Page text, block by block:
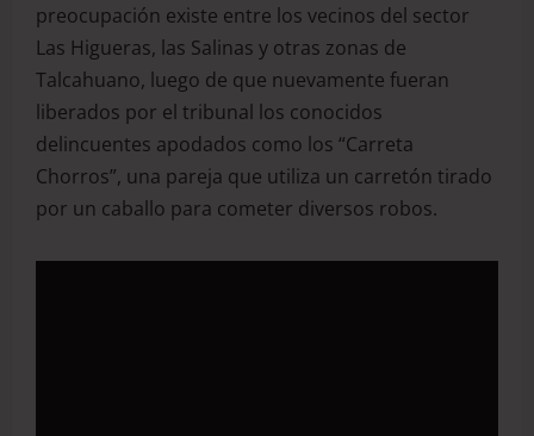
preocupación existe entre los vecinos del sector
Las Higueras, las Salinas y otras zonas de
Talcahuano, luego de que nuevamente fueran
liberados por el tribunal los conocidos
delincuentes apodados como los “Carreta
Chorros”, una pareja que utiliza un carretón tirado
por un caballo para cometer diversos robos.